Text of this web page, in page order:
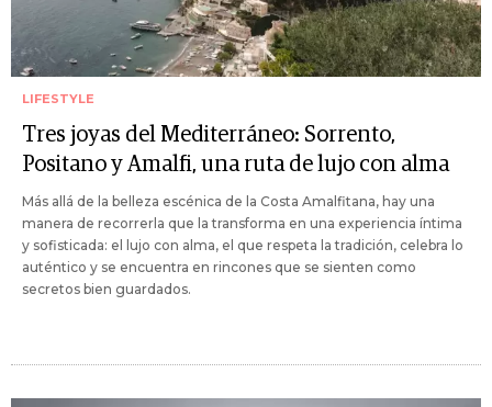
LIFESTYLE
Tres joyas del Mediterráneo: Sorrento,
Positano y Amalfi, una ruta de lujo con alma
Más allá de la belleza escénica de la Costa Amalfitana, hay una
manera de recorrerla que la transforma en una experiencia íntima
y sofisticada: el lujo con alma, el que respeta la tradición, celebra lo
auténtico y se encuentra en rincones que se sienten como
secretos bien guardados.